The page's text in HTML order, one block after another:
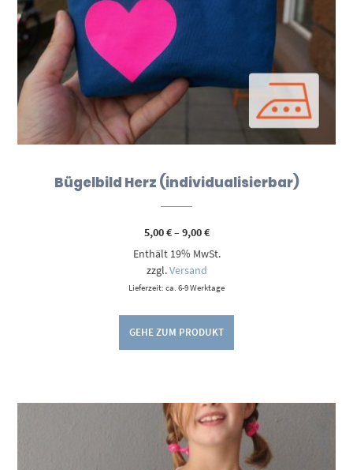
Bügelbild Herz (individualisierbar)
5,00€–9,00€Preisspanne:
bis
Enthält 19% MwSt.
zzgl.Versand
Lieferzeit: ca. 6-9 Werktage
GEHE ZUM PRODUKT